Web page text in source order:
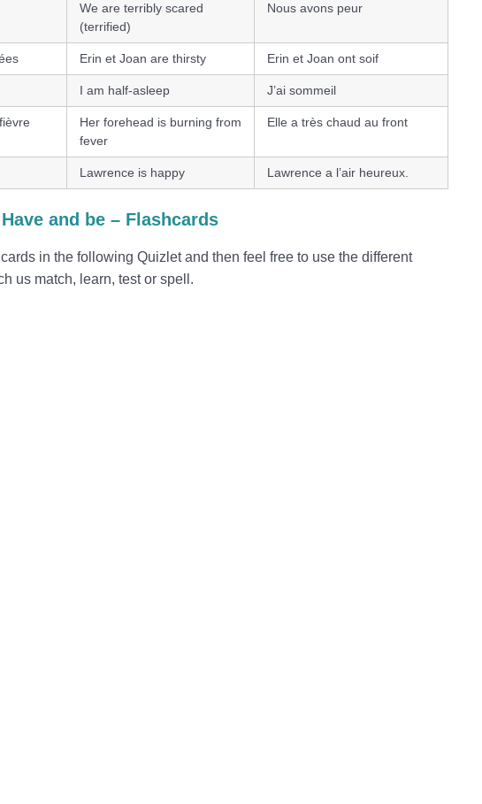
We are terribly scared
(terrified)
Nous avons peur
Erin et Joan are thirsty Erin et Joan ont soif
I am half-asleep J’ai sommeil
Her forehead is burning from
fever
Elle a très chaud au front
Lawrence is happy Lawrence a l’air heureux.
and be – Flashcards
in the following Quizlet and then feel free to use the different
us match, learn, test or spell.